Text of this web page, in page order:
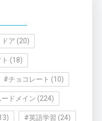
ア (20)
(18)
#チョコレート (10)
ドメイン (224)
#英語学習 (24)